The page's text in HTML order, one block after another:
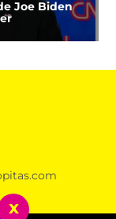
Joe Biden
x